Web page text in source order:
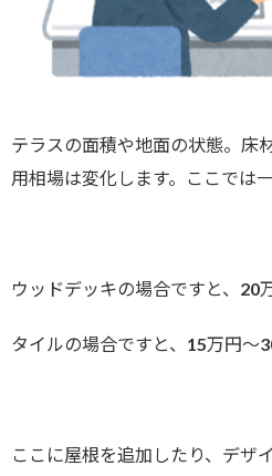
テラスの面積や地面の状態。床
用相場は変化します。ここでは
ウッドデッキの場合ですと、20
タイルの場合ですと、15万円～
ここに屋根を追加したり、デザ